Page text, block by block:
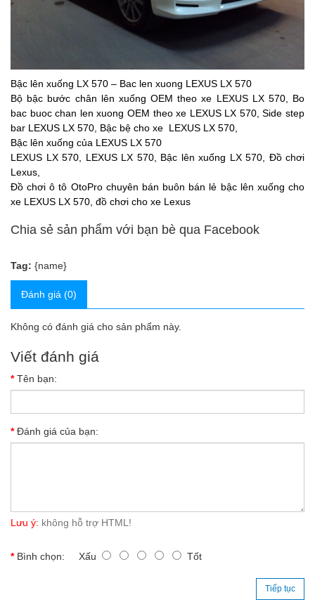
Bậc lên xuống LX 570 – Bac len xuong LEXUS LX 570
Bộ bậc bước chân lên xuống OEM theo xe LEXUS LX 570, Bo
bac buoc chan len xuong OEM theo xe LEXUS LX 570, Side step
bar LEXUS LX 570, Bậc bệ cho xe LEXUS LX 570,
Bậc lên xuống của LEXUS LX 570
LEXUS LX 570, LEXUS LX 570, Bậc lên xuống LX 570, Đồ chơi
Lexus,
Đồ chơi ô tô OtoPro chuyên bán buôn bán lẻ bậc lên xuống cho
xe LEXUS LX 570, đồ chơi cho xe Lexus
Chia sẻ sản phẩm với bạn bè qua Facebook
Tag: {name}
Đánh giá (0)
Không có đánh giá cho sản phẩm này.
Viết đánh giá
Tên bạn:
Đánh giá của bạn:
Lưu ý: không hỗ trợ HTML!
Bình chọn: Xấu Tốt
Tiếp tục